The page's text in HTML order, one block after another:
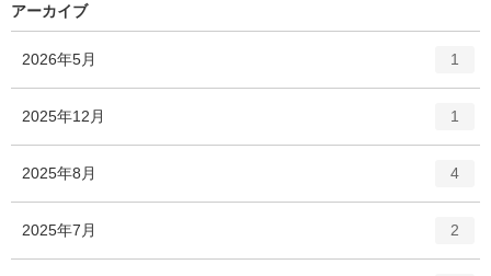
アーカイブ
2026年5月
リ
ー
1
2025年12月
ー
1
2025年8月
ー
4
2025年7月 2